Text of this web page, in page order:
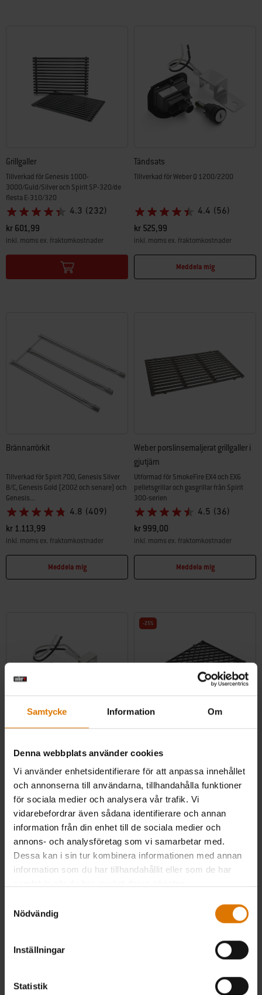
Samtycke Information Om
Denna webbplats använder cookies
Vi använder enhetsidentifierare för att anpassa innehållet
och annonserna till användarna, tillhandahålla funktioner
för sociala medier och analysera vår trafik. Vi
vidarebefordrar även sådana identifierare och annan
information från din enhet till de sociala medier och
annons- och analysföretag som vi samarbetar med.
Dessa kan i sin tur kombinera informationen med annan
information som du har tillhandahållit eller som de har
Nödvändig
Inställningar
Statistik
Grillgaller
Tillverkad för Genesis 1000-
3000/Guld/Silver och Spirit SP-320/de
flesta E-310/320
4.3 (232)
kr 601,99
inkl. moms ex. fraktomkostnader
Color Options
Tändsats
Tillverkad för Weber Q 1200/2200
4.4 (56)
kr 525,99
inkl. moms ex. fraktomkostnader
Color Options
Meddela mig
Brännarrörkit
Tillverkad för Spirit 700, Genesis Silver
B/C, Genesis Gold (2002 och senare) och
Genesis...
4.8 (409)
kr 1.113,99
inkl. moms ex. fraktomkostnader
Color Options
Meddela mig
Weber porslinsemaljerat grillgaller i
gjutjärn
Utformad för SmokeFire EX4 och EX6
pelletsgrillar och gasgrillar från Spirit
300-serien
4.5 (36)
kr 999,00
inkl. moms ex. fraktomkostnader
Color Options
Meddela mig
Tändsats
4.4 (44)
kr 489,99
inkl. moms ex. fraktomkostnader
Color Options
-25%
Grillgaller
4.6 (25)
Pris reducerat från
kr 1.299,00
inkl. moms ex. fraktomkostnader
Color Options